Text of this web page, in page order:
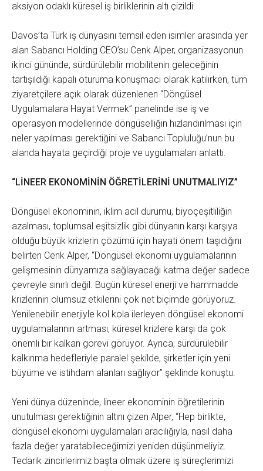
aksiyon odaklı küresel iş birliklerinin altı çizildi.
Davos’ta Türk iş dünyasını temsil eden isimler arasında yer
alan Sabancı Holding CEO’su Cenk Alper, organizasyonun
ikinci gününde, sürdürülebilir mobilitenin geleceğinin
tartışıldığı kapalı oturuma konuşmacı olarak katılırken, tüm
ziyaretçilere açık olarak düzenlenen “Döngüsel
Uygulamalara Hayat Vermek” panelinde ise iş ve
operasyon modellerinde döngüselliğin hızlandırılması için
neler yapılması gerektiğini ve Sabancı Topluluğu’nun bu
alanda hayata geçirdiği proje ve uygulamaları anlattı.
“LİNEER EKONOMİNİN ÖĞRETİLERİNİ UNUTMALIYIZ”
Döngüsel ekonominin, iklim acil durumu, biyoçeşitliliğin
azalması, toplumsal eşitsizlik gibi dünyanın karşı karşıya
olduğu büyük krizlerin çözümü için hayati önem taşıdığını
belirten Cenk Alper, “Döngüsel ekonomi uygulamalarının
gelişmesinin dünyamıza sağlayacağı katma değer sadece
çevreyle sınırlı değil. Bugün küresel enerji ve hammadde
krizlerinin olumsuz etkilerini çok net biçimde görüyoruz.
Yenilenebilir enerjiyle kol kola ilerleyen döngüsel ekonomi
uygulamalarının artması, küresel krizlere karşı da çok
önemli bir kalkan görevi görüyor. Ayrıca, sürdürülebilir
kalkınma hedefleriyle paralel şekilde, şirketler için yeni
büyüme ve istihdam alanları sağlıyor” şeklinde konuştu.
Yeni dünya düzeninde, lineer ekonominin öğretilerinin
unutulması gerektiğinin altını çizen Alper, “Hep birlikte,
döngüsel ekonomi uygulamaları aracılığıyla, nasıl daha
fazla değer yaratabileceğimizi yeniden düşünmeliyiz.
Tedarik zincirlerimiz başta olmak üzere iş süreçlerimizi